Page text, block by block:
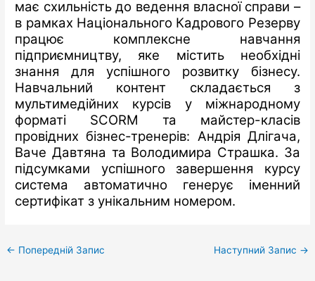
має схильність до ведення власної справи –
в рамках Національного Кадрового Резерву
працює комплексне навчання
підприємництву, яке містить необхідні
знання для успішного розвитку бізнесу.
Навчальний контент складається з
мультимедійних курсів у міжнародному
форматі SCORM та майстер-класів
провідних бізнес-тренерів: Андрія Длігача,
Ваче Давтяна та Володимира Страшка. За
підсумками успішного завершення курсу
система автоматично генерує іменний
сертифікат з унікальним номером.
← Попередній Запис Наступний Запис →